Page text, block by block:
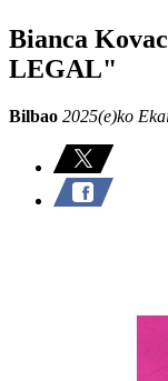
Bianca
LEGAL"
Bilbao 2025(e)ko